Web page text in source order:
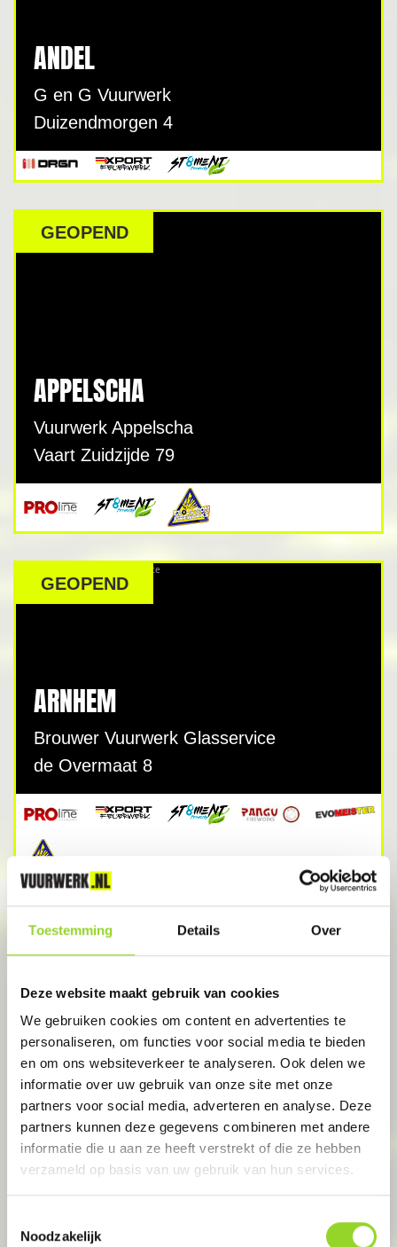
Toestemming Details Over
Deze website maakt gebruik van cookies
We gebruiken cookies om content en advertenties te
personaliseren, om functies voor social media te bieden
en om ons websiteverkeer te analyseren. Ook delen we
informatie over uw gebruik van onze site met onze
partners voor social media, adverteren en analyse. Deze
partners kunnen deze gegevens combineren met andere
informatie die u aan ze heeft verstrekt of die ze hebben
verzameld op basis van uw gebruik van hun services.
Noodzakelijk
ANDEL
G en G Vuurwerk
Duizendmorgen 4
GEOPEND
APPELSCHA
Vuurwerk Appelscha
Vaart Zuidzijde 79
GEOPEND
ARNHEM
Brouwer Vuurwerk Glasservice
de Overmaat 8
GESLOTEN
AXEL
Vuurwerkmagazijnxxl.nl
Meestoof 11